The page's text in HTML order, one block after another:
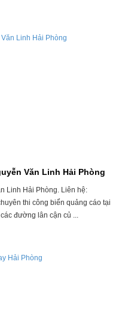
Văn Linh Hải Phòng
Linh Hải Phòng. Liên hệ:
thi công biển quảng cáo tại
đường lân cận củ ...